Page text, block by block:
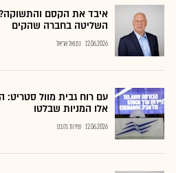
איבד את הקסם והתשוקה?
השליטה בחברה שהקים
12.06.2026 נתנאל אריאל
עם רוח גבית מוול סטריט:
אלו המניות שבלטו
12.06.2026 שירות גלובס